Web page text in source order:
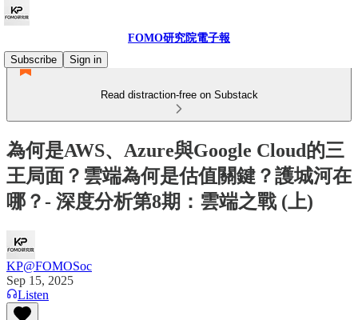
FOMO研究院電子報
Subscribe
Sign in
Read distraction-free on Substack
為何是AWS、Azure與Google Cloud的三
王局面？雲端為何是估值關鍵？護城河在
哪？- 深度分析第8期：雲端之戰 (上)
KP@FOMOSoc
Sep 15, 2025
Listen